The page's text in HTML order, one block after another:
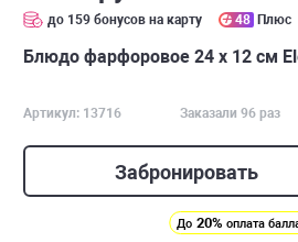
до 159 бонусов на карту 48 Плюс
Блюдо фарфоровое 24 х 12 см
Артикул: 13716 Заказали 96 раз
Забронировать
До 20% оплата